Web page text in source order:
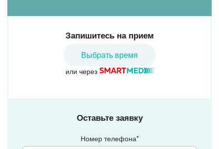
Оставьте заявку
Номер телефона*
Запишитесь на прием
Выбрать время
или через